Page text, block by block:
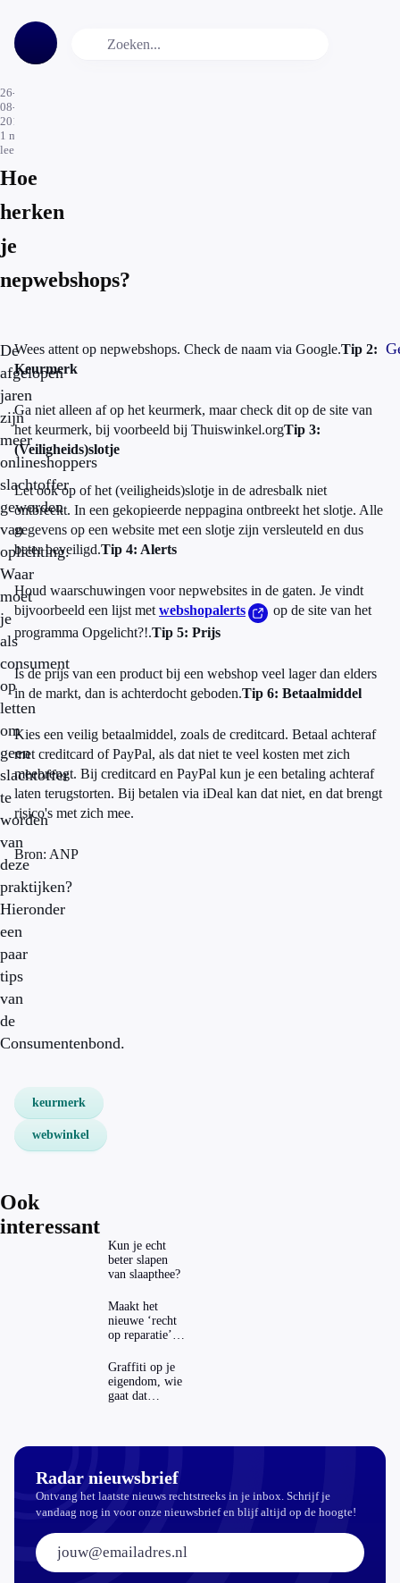
26-
08-
2015
1 min.
leestijd
Hoe
herken
je
nepwebshops?
De
afgelopen
jaren
zijn
meer
onlineshoppers
slachtoffer
geworden
van
oplichting.
Waar
moet
je
als
consument
op
letten
om
geen
slachtoffer
te
worden
van
deze
praktijken?
Hieronder
een
paar
tips
van
de
Consumentenbond.
Wees attent op nepwebshops. Check de naam via Google.Tip 2:
Keurmerk
Ga niet alleen af op het keurmerk, maar check dit op de site van
het keurmerk, bij voorbeeld bij Thuiswinkel.orgTip 3:
(Veiligheids)slotje
Let ook op of het (veiligheids)slotje in de adresbalk niet
ontbreekt. In een gekopieerde neppagina ontbreekt het slotje. Alle
gegevens op een website met een slotje zijn versleuteld en dus
beter beveiligd.Tip 4: Alerts
Houd waarschuwingen voor nepwebsites in de gaten. Je vindt
bijvoorbeeld een lijst met webshopalerts
op de site van het
programma Opgelicht?!.Tip 5: Prijs
Is de prijs van een product bij een webshop veel lager dan elders
in de markt, dan is achterdocht geboden.Tip 6: Betaalmiddel
Kies een veilig betaalmiddel, zoals de creditcard. Betaal achteraf
met creditcard of PayPal, als dat niet te veel kosten met zich
meebrengt. Bij creditcard en PayPal kun je een betaling achteraf
laten terugstorten. Bij betalen via iDeal kan dat niet, en dat brengt
risico's met zich mee.
Bron: ANP
keurmerk
webwinkel
Ook
interessant
Kun je echt
beter slapen
van slaapthee?
Maakt het
nieuwe ‘recht
op reparatie’
echt
aantrekkelijker?
Graffiti op je
eigendom, wie
gaat dat
Radar nieuwsbrief
Ontvang het laatste nieuws rechtstreeks in je inbox. Schrijf je
vandaag nog in voor onze nieuwsbrief en blijf altijd op de hoogte!
E-mailadres: